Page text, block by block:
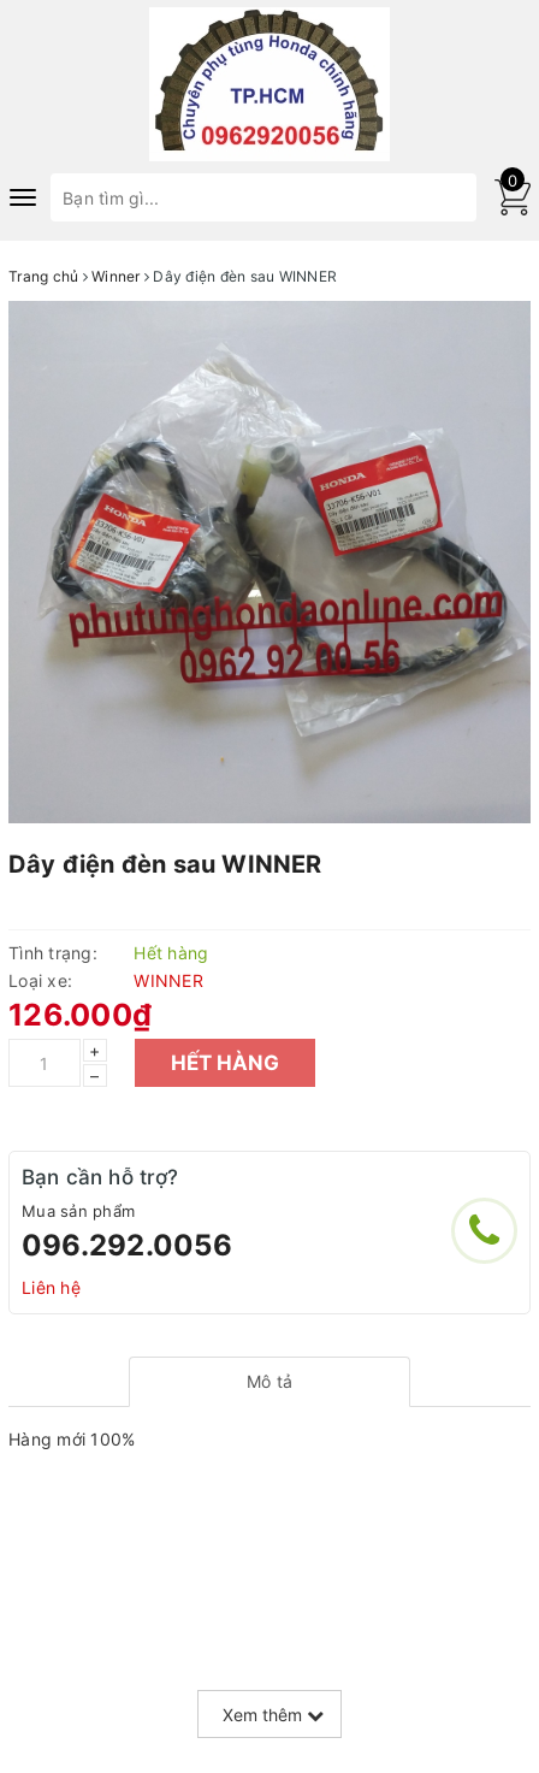
Toggle
0
Trang chủ Winner Dây điện đèn sau WINNER
Dây điện đèn sau WINNER
Tình trạng:
Hết hàng
Loại xe:
WINNER
126.000₫
+
–
HẾT HÀNG
Bạn cần hỗ trợ?
Mua sản phẩm
096.292.0056
Liên hệ
Mô tả
Hàng mới 100%
Xem thêm